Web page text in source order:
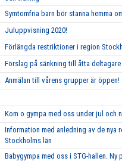
Symtomfria barn bör stanna hemma
Juluppvisning 2020!
Förlängda restriktioner i region
Förslag på sänkning till åtta deltagare
Anmälan till vårens grupper är öppen!
Kom o gympa med oss under jul och
Information med anledning av de nya
Stockholms län
Babygympa med oss i STG-hallen. Ny